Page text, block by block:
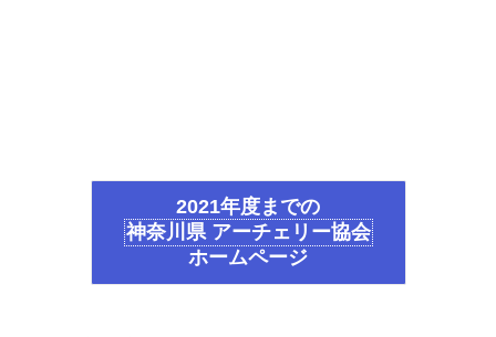
2021年度までの
神奈川県 アーチェリー協会
ホームページ